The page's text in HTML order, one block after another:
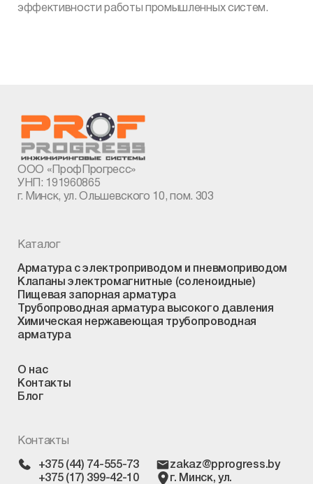
эффективности работы промышленных систем.
ООО «ПрофПрогресс»
УНП: 191960865
г. Минск, ул. Ольшевского 10, пом. 303
Каталог
Арматура с электроприводом и пневмоприводом
Клапаны электромагнитные (соленоидные)
Пищевая запорная арматура
Трубопроводная арматура высокого давления
Химическая нержавеющая трубопроводная
арматура
О нас
Контакты
Блог
Контакты
+375 (44) 74-555-73
+375 (17) 399-42-10
zakaz@pprogress.by
г. Минск, ул.